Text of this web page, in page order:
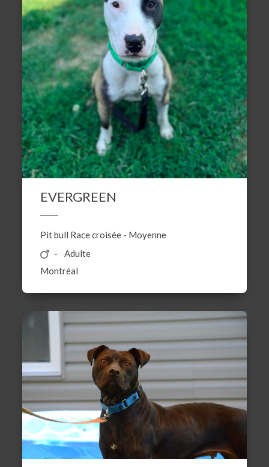
EVERGREEN
Pit bull Race croisée - Moyenne
Adulte
Montréal